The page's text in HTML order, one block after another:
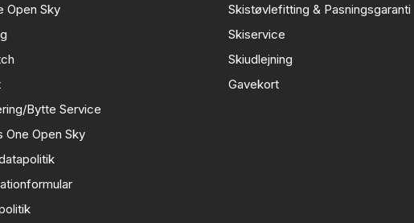
Open Sky
Bytte Service
One Open Sky
Skistøvlefitting & Pasningsgaranti
Skiservice
Skiudlejning
Gavekort